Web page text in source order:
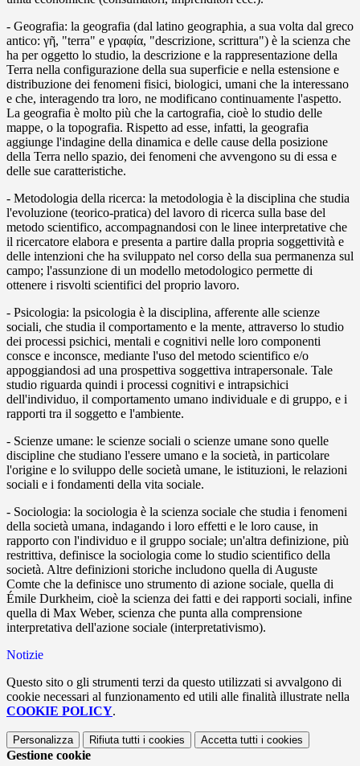
- Geografia: la geografia (dal latino geographia, a sua volta dal greco
antico: γῆ, "terra" e γραφία, "descrizione, scrittura") è la scienza che
ha per oggetto lo studio, la descrizione e la rappresentazione della
Terra nella configurazione della sua superficie e nella estensione e
distribuzione dei fenomeni fisici, biologici, umani che la interessano
e che, interagendo tra loro, ne modificano continuamente l'aspetto.
La geografia è molto più che la cartografia, cioè lo studio delle
mappe, o la topografia. Rispetto ad esse, infatti, la geografia
aggiunge l'indagine della dinamica e delle cause della posizione
della Terra nello spazio, dei fenomeni che avvengono su di essa e
delle sue caratteristiche.
- Metodologia della ricerca: la metodologia è la disciplina che studia
l'evoluzione (teorico-pratica) del lavoro di ricerca sulla base del
metodo scientifico, accompagnandosi con le linee interpretative che
il ricercatore elabora e presenta a partire dalla propria soggettività e
delle intenzioni che ha sviluppato nel corso della sua permanenza sul
campo; l'assunzione di un modello metodologico permette di
ottenere i risvolti scientifici del proprio lavoro.
- Psicologia: la psicologia è la disciplina, afferente alle scienze
sociali, che studia il comportamento e la mente, attraverso lo studio
dei processi psichici, mentali e cognitivi nelle loro componenti
consce e inconsce, mediante l'uso del metodo scientifico e/o
appoggiandosi ad una prospettiva soggettiva intrapersonale. Tale
studio riguarda quindi i processi cognitivi e intrapsichici
dell'individuo, il comportamento umano individuale e di gruppo, e i
rapporti tra il soggetto e l'ambiente.
- Scienze umane: le scienze sociali o scienze umane sono quelle
discipline che studiano l'essere umano e la società, in particolare
l'origine e lo sviluppo delle società umane, le istituzioni, le relazioni
sociali e i fondamenti della vita sociale.
- Sociologia: la sociologia è la scienza sociale che studia i fenomeni
della società umana, indagando i loro effetti e le loro cause, in
rapporto con l'individuo e il gruppo sociale; un'altra definizione, più
restrittiva, definisce la sociologia come lo studio scientifico della
società. Altre definizioni storiche includono quella di Auguste
Comte che la definisce uno strumento di azione sociale, quella di
Émile Durkheim, cioè la scienza dei fatti e dei rapporti sociali, infine
quella di Max Weber, scienza che punta alla comprensione
interpretativa dell'azione sociale (interpretativismo).
Notizie
Questo sito o gli strumenti terzi da questo utilizzati si avvalgono di
cookie necessari al funzionamento ed utili alle finalità illustrate nella
COOKIE POLICY.
Personalizza Rifiuta tutti i cookies Accetta tutti i cookies
Gestione cookie